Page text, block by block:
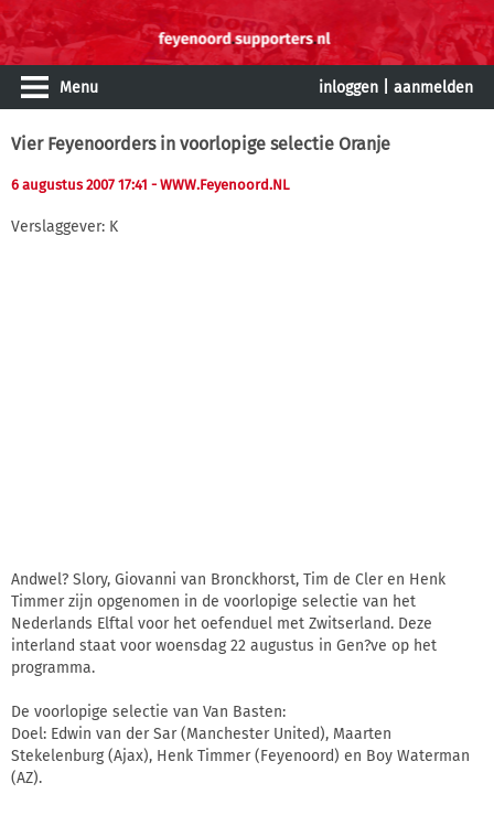
Menu inloggen aanmelden
Vier Feyenoorders in voorlopige selectie Oranje
6 augustus 2007 17:41 - WWW.Feyenoord.NL
Verslaggever: K
Andwel? Slory, Giovanni van Bronckhorst, Tim de Cler en Henk
Timmer zijn opgenomen in de voorlopige selectie van het
Nederlands Elftal voor het oefenduel met Zwitserland. Deze
interland staat voor woensdag 22 augustus in Gen?ve op het
programma.
De voorlopige selectie van Van Basten:
Doel: Edwin van der Sar (Manchester United), Maarten
Stekelenburg (Ajax), Henk Timmer (Feyenoord) en Boy Waterman
(AZ).